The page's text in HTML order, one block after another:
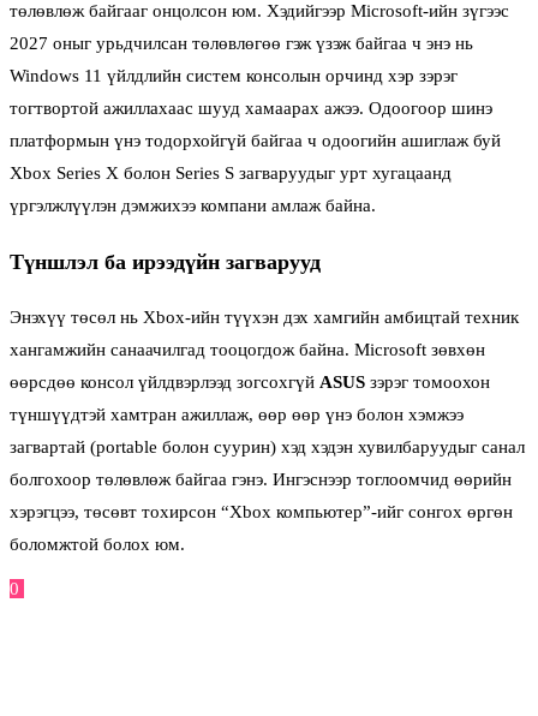
төлөвлөж байгааг онцолсон юм. Хэдийгээр Microsoft-ийн зүгээс
2027 оныг урьдчилсан төлөвлөгөө гэж үзэж байгаа ч энэ нь
Windows 11 үйлдлийн систем консолын орчинд хэр зэрэг
тогтвортой ажиллахаас шууд хамаарах ажээ. Одоогоор шинэ
платформын үнэ тодорхойгүй байгаа ч одоогийн ашиглаж буй
Xbox Series X болон Series S загваруудыг урт хугацаанд
үргэлжлүүлэн дэмжихээ компани амлаж байна.
Түншлэл ба ирээдүйн загварууд
Энэхүү төсөл нь Xbox-ийн түүхэн дэх хамгийн амбицтай техник
хангамжийн санаачилгад тооцогдож байна. Microsoft зөвхөн
өөрсдөө консол үйлдвэрлээд зогсохгүй ASUS зэрэг томоохон
түншүүдтэй хамтран ажиллаж, өөр өөр үнэ болон хэмжээ
загвартай (portable болон суурин) хэд хэдэн хувилбаруудыг санал
болгохоор төлөвлөж байгаа гэнэ. Ингэснээр тоглоомчид өөрийн
хэрэгцээ, төсөвт тохирсон “Xbox компьютер”-ийг сонгох өргөн
боломжтой болох юм.
0